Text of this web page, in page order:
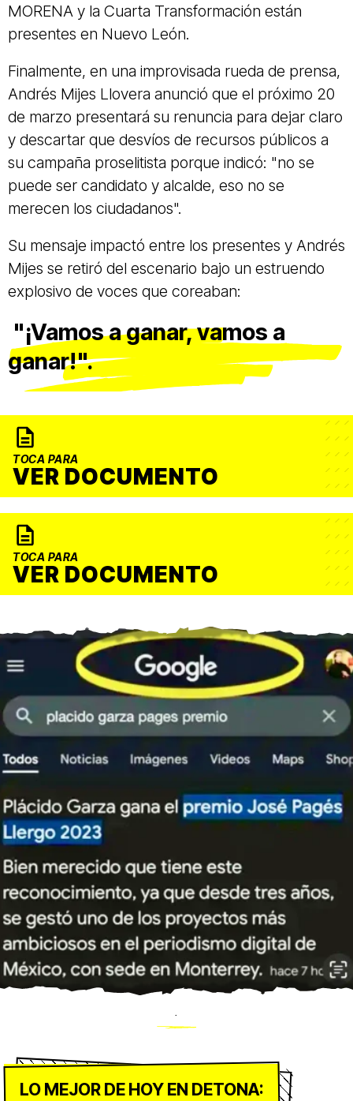
MORENA y la Cuarta Transformación están
presentes en Nuevo León.
Finalmente, en una improvisada rueda de prensa,
Andrés Mijes Llovera anunció que el próximo 20
de marzo presentará su renuncia para dejar claro
y descartar que desvíos de recursos públicos a
su campaña proselitista porque indicó: "no se
puede ser candidato y alcalde, eso no se
merecen los ciudadanos".
Su mensaje impactó entre los presentes y Andrés
Mijes se retiró del escenario bajo un estruendo
explosivo de voces que coreaban:
"¡Vamos a ganar, vamos a
ganar!".
TOCA PARA
VER DOCUMENTO
TOCA PARA
VER DOCUMENTO
.
LO MEJOR DE HOY EN DETONA: